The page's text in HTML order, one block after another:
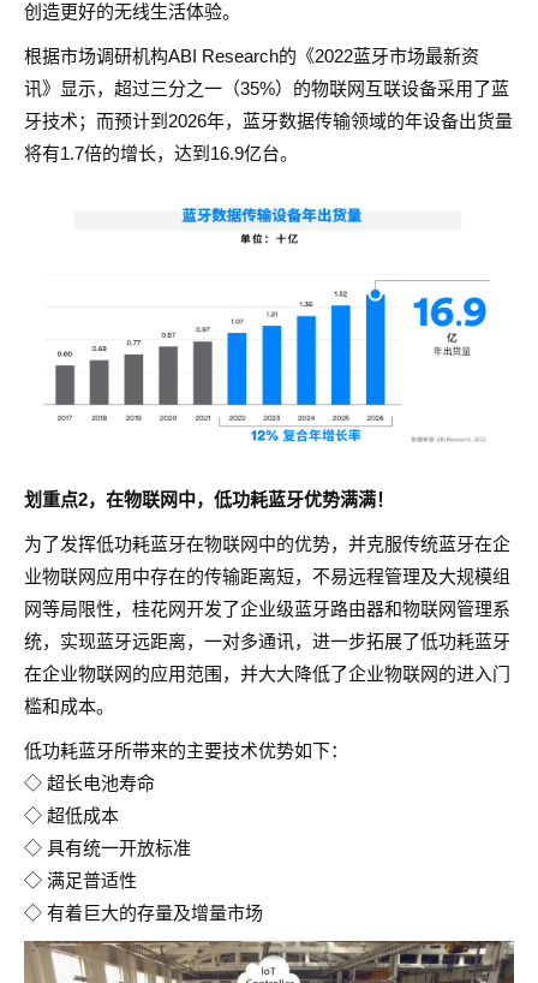
创造更好的无线生活体验。
根据市场调研机构ABI Research的《2022蓝牙市场最新资
讯》显示，超过三分之一（35%）的物联网互联设备采用了蓝
牙技术；而预计到2026年，蓝牙数据传输领域的年设备出货量
将有1.7倍的增长，达到16.9亿台。
划重点2，在物联网中，低功耗蓝牙优势满满！
为了发挥低功耗蓝牙在物联网中的优势，并克服传统蓝牙在企
业物联网应用中存在的传输距离短，不易远程管理及大规模组
网等局限性，桂花网开发了企业级蓝牙路由器和物联网管理系
统，实现蓝牙远距离，一对多通讯，进一步拓展了低功耗蓝牙
在企业物联网的应用范围，并大大降低了企业物联网的进入门
槛和成本。
低功耗蓝牙所带来的主要技术优势如下：
◇ 超长电池寿命
◇ 超低成本
◇ 具有统一开放标准
◇ 满足普适性
◇ 有着巨大的存量及增量市场